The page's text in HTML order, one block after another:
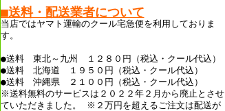
■送料・配送業者について
当店ではヤマト運輸のクール宅急便を利用しておりま
す。
●送料 東北～九州 １２８０円（税込・クール代込）
●送料 北海道 １９５０円（税込・クール代込）
●送料 沖縄県 ２１００円（税込・クール代込）
※送料無料のサービスは２０２２年２月から廃止とさせ
ていただきました。 ※２万円を超えるご注文は配送が